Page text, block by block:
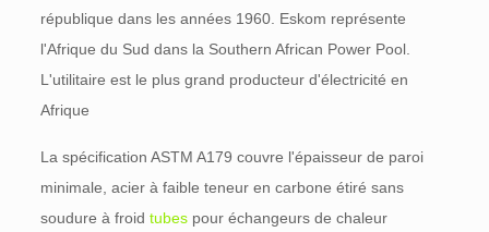
république dans les années 1960. Eskom représente
l'Afrique du Sud dans la Southern African Power Pool.
L'utilitaire est le plus grand producteur d'électricité en
Afrique
La spécification ASTM A179 couvre l'épaisseur de paroi
minimale, acier à faible teneur en carbone étiré sans
soudure à froid tubespour échangeurs de chaleur